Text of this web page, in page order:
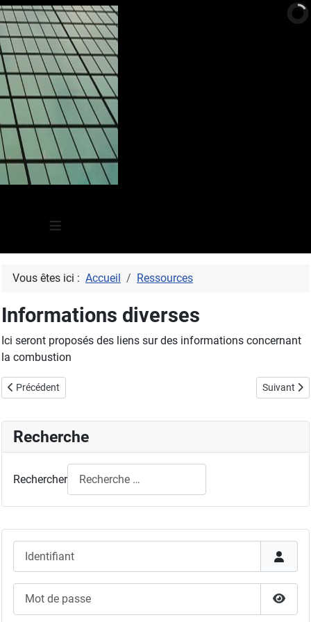
≡
Vous êtes ici : Accueil Ressources
Informations diverses
Ici seront proposés des liens sur des informations concernant
la combustion
Article précédent : Liens
Précédent Article
Suivant
Recherche
Rechercher